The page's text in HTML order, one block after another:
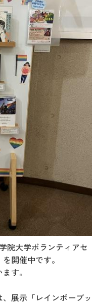
院大学ボランティアセ
開催中です。
す。
展示「レインボーブッ